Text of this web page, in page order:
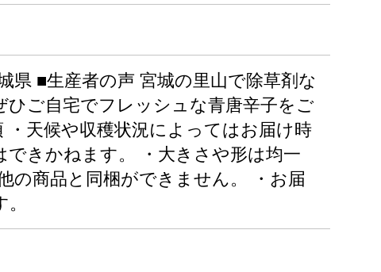
県 ■生産者の声 宮城の里山で除草剤な
ご自宅でフレッシュな青唐辛子をご
天候や収穫状況によってはお届け時
きかねます。 ・大きさや形は均一
の商品と同梱ができません。 ・お届